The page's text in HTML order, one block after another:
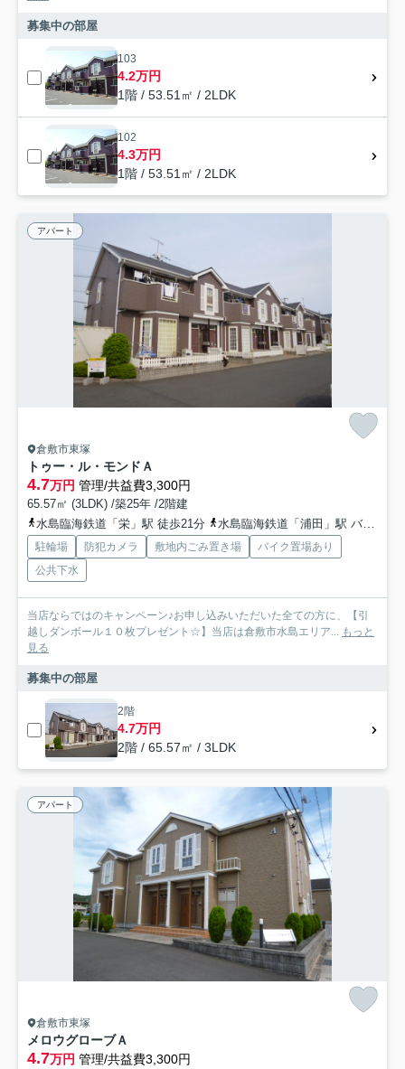
募集中の部屋
103
4.2万円
1階 / 53.51㎡ / 2LDK
102
4.3万円
1階 / 53.51㎡ / 2LDK
アパート
倉敷市東塚
トゥー・ル・モンドＡ
4.7万円 管理/共益費3,300円
65.57㎡ (3LDK) /築25年 /2階建
水島臨海鉄道「栄」駅 徒歩21分
水島臨海鉄道「浦田」駅 バス7分 下電バス「福田南中学校前」 停歩6分
駐輪場 防犯カメラ 敷地内ごみ置き場
バイク置場あり
公共下水
当店ならではのキャンペーン♪お申し込みいただいた全ての方に、【引
越しダンボール１０枚プレゼント☆】当店は倉敷市水島エリア... もっと
見る
募集中の部屋
2階
4.7万円
2階 / 65.57㎡ / 3LDK
アパート
倉敷市東塚
メロウグローブＡ
4.7万円 管理/共益費3,300円